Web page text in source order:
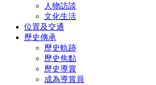
人物訪談
文化生活
位置及交通
歷史傳承
歷史軌跡
歷史焦點
歷史導賞
成為導賞員